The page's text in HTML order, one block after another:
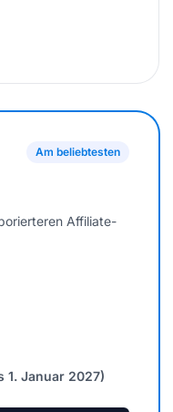
Am beliebtesten
Affiliate-
1. Januar 2027)